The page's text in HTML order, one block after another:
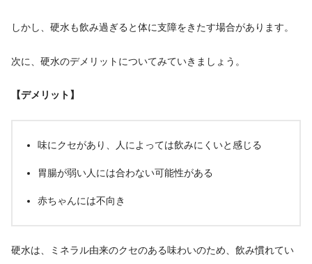
しかし、硬水も飲み過ぎると体に支障をきたす場合があります。
次に、硬水のデメリットについてみていきましょう。
【デメリット】
味にクセがあり、人によっては飲みにくいと感じる
胃腸が弱い人には合わない可能性がある
赤ちゃんには不向き
硬水は、ミネラル由来のクセのある味わいのため、飲み慣れてい